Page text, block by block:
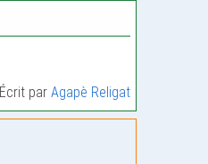
Écrit parAgapè Religat